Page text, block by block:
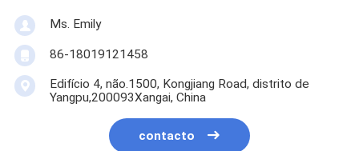
Ms. Emily
86-18019121458
Edifício 4, não.1500, Kongjiang Road, distrito de
Yangpu,200093Xangai, China
contacto